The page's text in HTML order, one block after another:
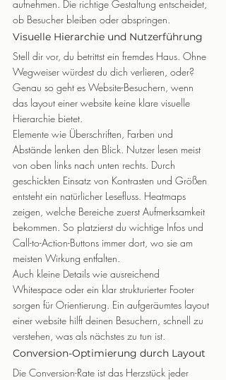
aufnehmen. Die richtige Gestaltung entscheidet,
ob Besucher bleiben oder abspringen.
Visuelle Hierarchie und Nutzerführung
Stell dir vor, du betrittst ein fremdes Haus. Ohne
Wegweiser würdest du dich verlieren, oder?
Genau so geht es Website-Besuchern, wenn
das layout einer website keine klare visuelle
Hierarchie bietet.
Elemente wie Überschriften, Farben und
Abstände lenken den Blick. Nutzer lesen meist
von oben links nach unten rechts. Durch
geschickten Einsatz von Kontrasten und Größen
entsteht ein natürlicher Lesefluss. Heatmaps
zeigen, welche Bereiche zuerst Aufmerksamkeit
bekommen. So platzierst du wichtige Infos und
Call-to-Action-Buttons immer dort, wo sie am
meisten Wirkung entfalten.
Auch kleine Details wie ausreichend
Whitespace oder ein klar strukturierter Footer
sorgen für Orientierung. Ein aufgeräumtes layout
einer website hilft deinen Besuchern, schnell zu
verstehen, was als nächstes zu tun ist.
Conversion-Optimierung durch Layout
Die Conversion-Rate ist das Herzstück jeder